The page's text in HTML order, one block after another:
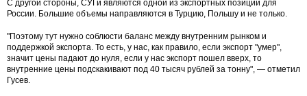
С другой стороны, СУГи являются одной из экспортных позиций для
России. Большие объемы направляются в Турцию, Польшу и не только.
"Поэтому тут нужно соблюсти баланс между внутренним рынком и
поддержкой экспорта. То есть, у нас, как правило, если экспорт "умер",
значит цены падают до нуля, если у нас экспорт пошел вверх, то
внутренние цены подскакивают под 40 тысяч рублей за тонну", — отметил
Гусев.